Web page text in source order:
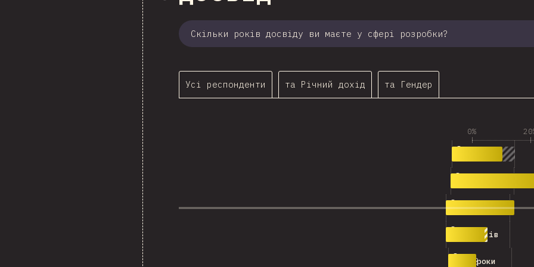
Скільки років досвіду ви маєте у сфері розробки?
Усі респонденти та Річний дохід та Гендер
0%
10-14 років
2,280
15-19 років
1,390
20-24 роки
938